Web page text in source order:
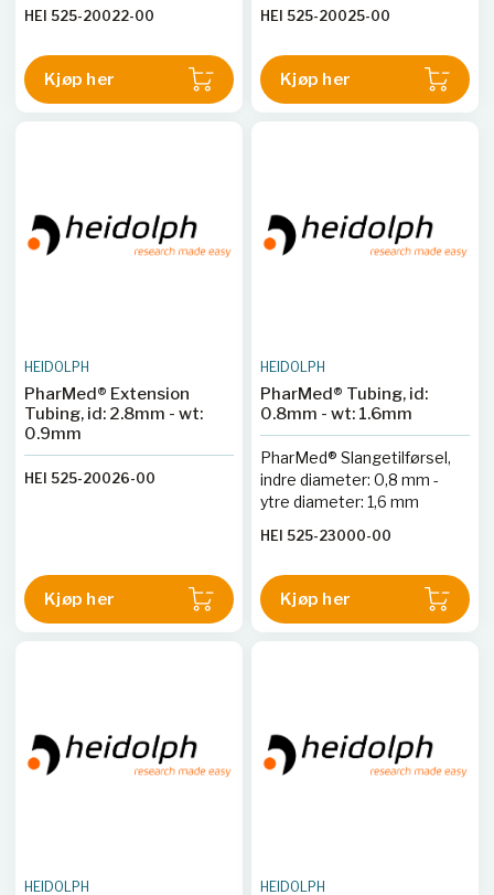
HEI 525-20022-00
Kjøp her
HEI 525-20025-00
Kjøp her
HEIDOLPH
PharMed® Extension
Tubing, id: 2.8mm - wt:
0.9mm
HEI 525-20026-00
Kjøp her
HEIDOLPH
PharMed® Tubing, id:
0.8mm - wt: 1.6mm
PharMed® Slangetilførsel,
indre diameter: 0,8 mm -
ytre diameter: 1,6 mm
HEI 525-23000-00
Kjøp her
HEIDOLPH HEIDOLPH